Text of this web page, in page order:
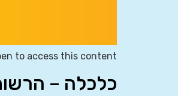
to access this content
כלכלה –